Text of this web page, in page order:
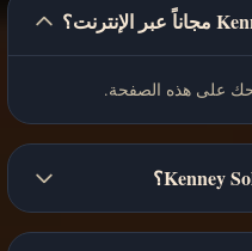
على هذه الصفحة.